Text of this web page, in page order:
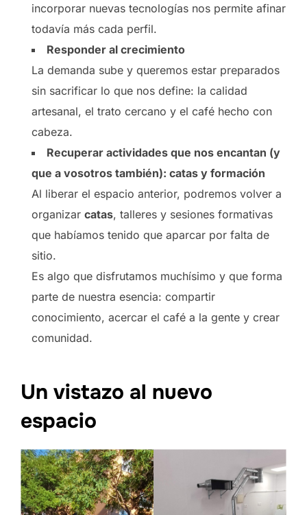
incorporar nuevas tecnologías nos permite afinar
todavía más cada perfil.
Responder al crecimiento
La demanda sube y queremos estar preparados
sin sacrificar lo que nos define: la calidad
artesanal, el trato cercano y el café hecho con
cabeza.
Recuperar actividades que nos encantan (y
que a vosotros también): catas y formación
Al liberar el espacio anterior, podremos volver a
organizar catas, talleres y sesiones formativas
que habíamos tenido que aparcar por falta de
sitio.
Es algo que disfrutamos muchísimo y que forma
parte de nuestra esencia: compartir
conocimiento, acercar el café a la gente y crear
comunidad.
Un vistazo al nuevo
espacio